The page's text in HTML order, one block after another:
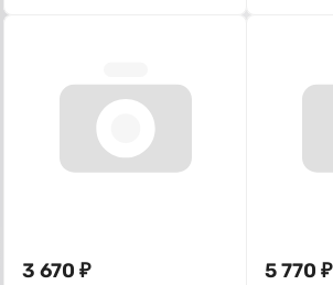
3 670 ₽ 5 770 ₽